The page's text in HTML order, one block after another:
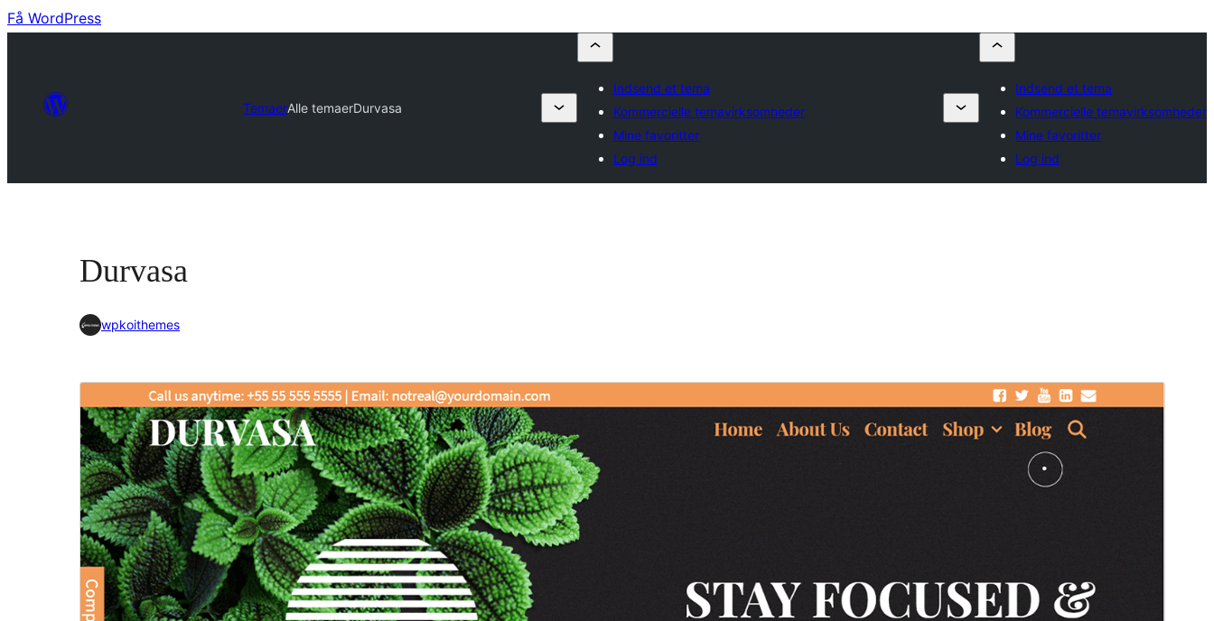
Få WordPress
TemaerAlle temaerDurvasa
Indsend et tema
Kommercielle temavirksomheder
Mine favoritter
Log ind
Indsend et tema
Kommercielle temavirksomheder
Mine favoritter
Log ind
Durvasa
wpkoithemes
Dette tema er gratis, men tilbyder yderligere betalte
Version
Sidst opdateret
10. november 2024